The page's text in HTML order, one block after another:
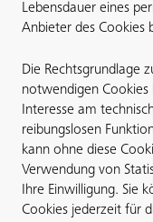
Lebensdauer eines
Anbieter des Cookies
Die Rechtsgrundlage
notwendigen
Interesse am
reibungslosen
kann ohne diese
Verwendung von
Ihre Einwilligung. Sie
Cookies jederzeit für